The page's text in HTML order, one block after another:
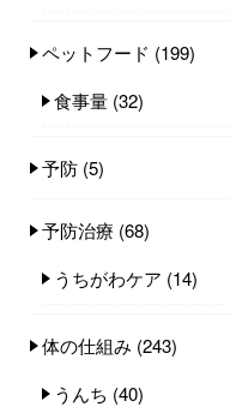
ペットフード (199)
食事量 (32)
予防 (5)
予防治療 (68)
うちがわケア (14)
体の仕組み (243)
うんち (40)